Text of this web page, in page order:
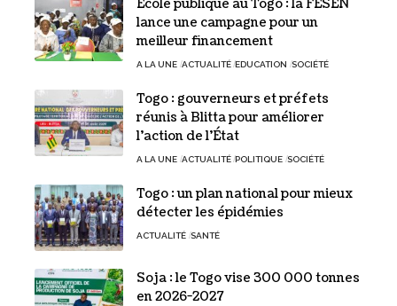
École publique au Togo : la FESEN
lance une campagne pour un
meilleur financement
A LA UNE ACTUALITÉ EDUCATION SOCIÉTÉ
Togo : gouverneurs et préfets
réunis à Blitta pour améliorer
l’action de l’État
A LA UNE ACTUALITÉ POLITIQUE SOCIÉTÉ
Togo : un plan national pour mieux
détecter les épidémies
ACTUALITÉ SANTÉ
Soja : le Togo vise 300 000 tonnes
en 2026-2027